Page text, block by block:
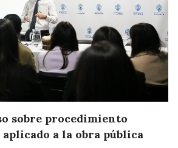
sobre procedimiento
a la obra pública